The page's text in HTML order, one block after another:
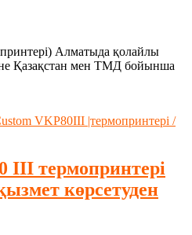
Алматыда қолайлы
Қазақстан мен ТМД бойынша
III термопринтері
көрсетуден